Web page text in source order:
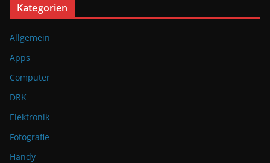
Kategorien
Allgemein
Apps
Computer
DRK
Elektronik
Fotografie
Handy